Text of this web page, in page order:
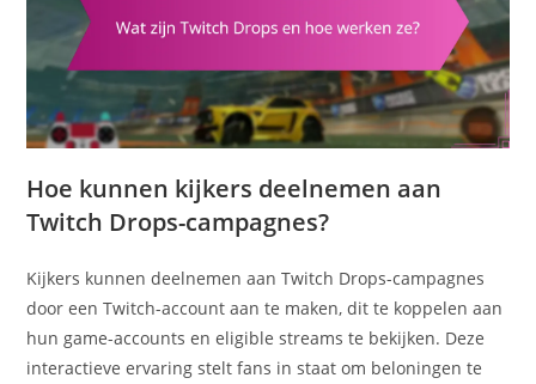
Hoe kunnen kijkers deelnemen aan
Twitch Drops-campagnes?
Kijkers kunnen deelnemen aan Twitch Drops-campagnes
door een Twitch-account aan te maken, dit te koppelen aan
hun game-accounts en eligible streams te bekijken. Deze
interactieve ervaring stelt fans in staat om beloningen te